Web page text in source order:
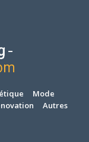
Mode
Autres